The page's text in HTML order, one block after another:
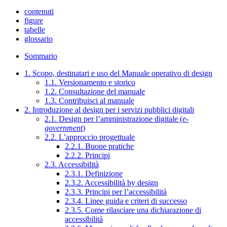
contenuti
figure
tabelle
glossario
Sommario
1. Scopo, destinatari e uso del Manuale operativo di design
1.1. Versionamento e storico
1.2. Consultazione del manuale
1.3. Contribuisci al manuale
2. Introduzione al design per i servizi pubblici digitali
2.1. Design per l’amministrazione digitale (e-
government)
2.2. L’approccio progettuale
2.2.1. Buone pratiche
2.2.2. Principi
2.3. Accessibilità
2.3.1. Definizione
2.3.2. Accessibilità by design
2.3.3. Principi per l’accessibilità
2.3.4. Linee guida e criteri di successo
2.3.5. Come rilasciare una dichiarazione di
accessibilità